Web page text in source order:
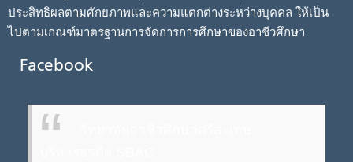
ประสิทธิผลตามศักยภาพและความแตกต่างระหว่างบุคคล ให้เป็น
ไปตามเกณฑ์มาตรฐานการจัดการการศึกษาของอาชีวศึกษา
Facebook